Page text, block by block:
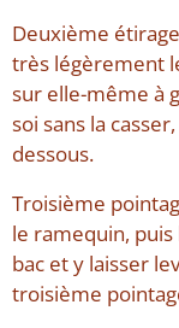
Deuxième
très légèrement
sur elle-même à
soi sans la
dessous.
Troisième
le ramequin,
bac et y laisser
troisième